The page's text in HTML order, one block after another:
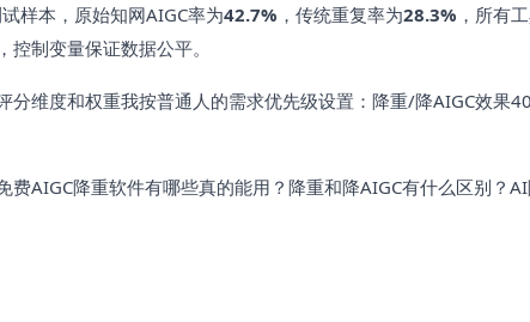
样本，原始知网AIGC率为42.7% ，传统重复率为28.3% ，所有
制变量保证数据公平。
分维度和权重我按普通人的需求优先级设置：降重/降AIGC效果
AIGC降重软件有哪些真的能用？降重和降AIGC有什么区别？